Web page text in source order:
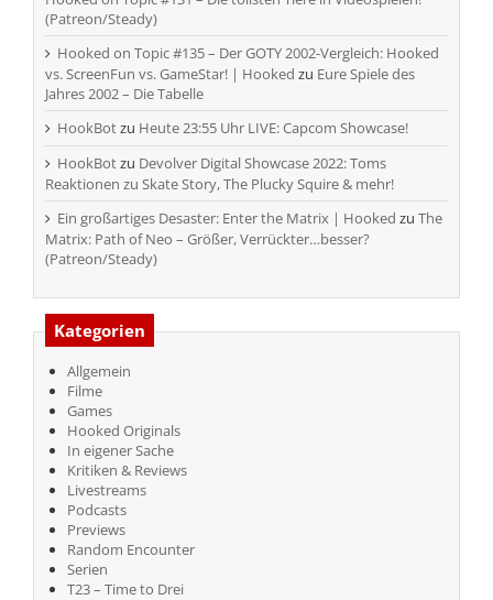
(Patreon/Steady)
Hooked on Topic #135 – Der GOTY 2002-Vergleich: Hooked
vs. ScreenFun vs. GameStar! | Hooked zu Eure Spiele des
Jahres 2002 – Die Tabelle
HookBotzu Heute 23:55 Uhr LIVE: Capcom Showcase!
HookBotzu Devolver Digital Showcase 2022: Toms
Reaktionen zu Skate Story, The Plucky Squire & mehr!
Ein großartiges Desaster: Enter the Matrix | Hooked zu The
Matrix: Path of Neo – Größer, Verrückter…besser?
(Patreon/Steady)
Kategorien
Allgemein
Filme
Games
Hooked Originals
In eigener Sache
Kritiken & Reviews
Livestreams
Podcasts
Previews
Random Encounter
Serien
T23 – Time to Drei